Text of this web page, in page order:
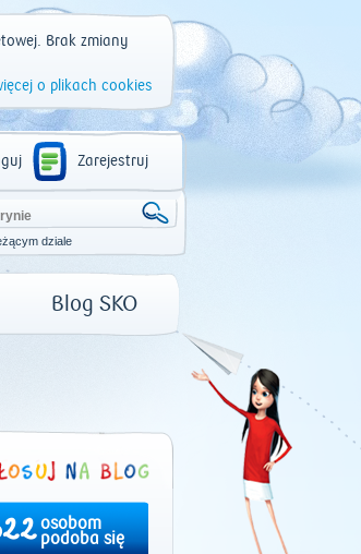
Brak zmiany
o plikach cookies
Zarejestruj
dziale
Blog SKO
osobom
podoba się